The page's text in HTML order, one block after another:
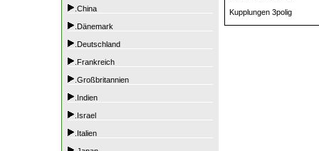
.China
.Dänemark
.Deutschland
.Frankreich
.Großbritannien
.Indien
.Israel
.Italien
Kupplungen 3polig